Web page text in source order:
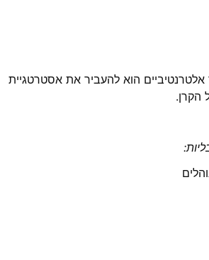
הוא להעביר את אסטרטגיית
הקרן.